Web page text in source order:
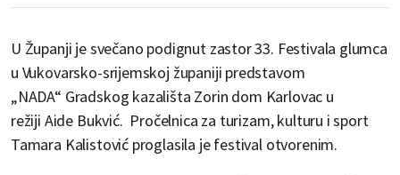
U Županji je svečano podignut zastor 33. Festivala glumca
u Vukovarsko-srijemskoj županiji predstavom
„NADA“ Gradskog kazališta Zorin dom Karlovac u
režiji Aide Bukvić. Pročelnica za turizam, kulturu i sport
Tamara Kalistović proglasila je festival otvorenim.